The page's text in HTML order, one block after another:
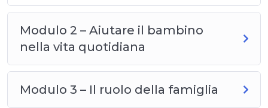
Modulo 2 – Aiutare il bambino
nella vita quotidiana
Modulo 3 – Il ruolo della famiglia